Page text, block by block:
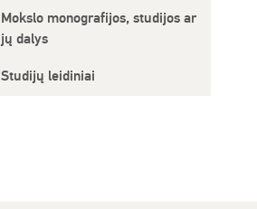
Mokslo monografijos, studijos ar
jų dalys
Studijų leidiniai